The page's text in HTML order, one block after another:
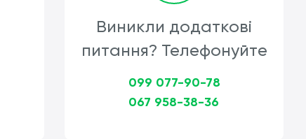
Виникли додаткові
питання? Телефонуйте
099 077-90-78
067 958-38-36